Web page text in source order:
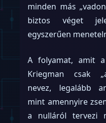
minden más
biztos véget
egyszerűen
A folyamat, amit
Kriegman csak
nevez, legalább
mint amennyire
a nulláról tervezi